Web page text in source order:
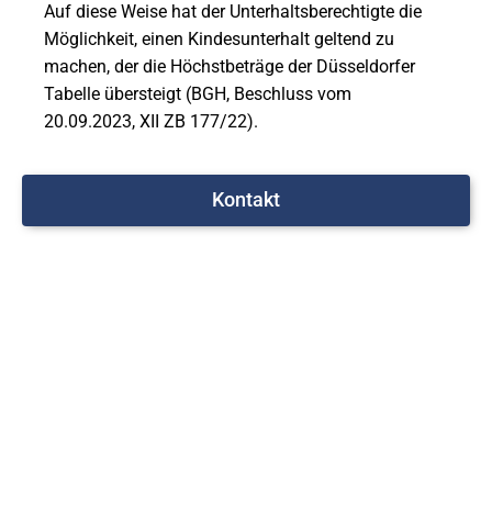
Auf diese Weise hat der Unterhaltsberechtigte die
Möglichkeit, einen Kindesunterhalt geltend zu
machen, der die Höchstbeträge der Düsseldorfer
Tabelle übersteigt (BGH, Beschluss vom
20.09.2023, XII ZB 177/22).
Kontakt